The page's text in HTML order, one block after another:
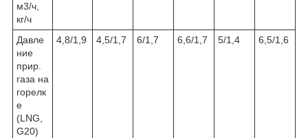
м3/ч,
кг/ч
Давле
ние
прир.
газа на
горелк
е
(LNG,
G20)
4,8/1,9 4,5/1,7 6/1,7 6,6/1,7 5/1,4 6,5/1,6